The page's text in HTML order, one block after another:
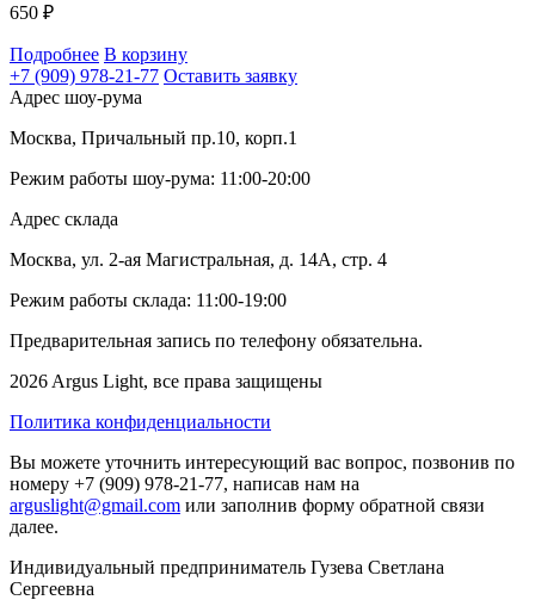
650 ₽
Подробнее В корзину
+7 (909) 978-21-77 Оставить заявку
Адрес шоу-рума
Москва, Причальный пр.10, корп.1
Режим работы шоу-рума: 11:00-20:00
Адрес склада
Москва, ул. 2-ая Магистральная, д. 14А, стр. 4
Режим работы склада: 11:00-19:00
Предварительная запись по телефону обязательна.
2026 Argus Light, все права защищены
Политика конфиденциальности
Вы можете уточнить интересующий вас вопрос, позвонив по
номеру +7 (909) 978-21-77, написав нам на
arguslight@gmail.com или заполнив форму обратной связи
далее.
Индивидуальный предприниматель Гузева Светлана
Сергеевна